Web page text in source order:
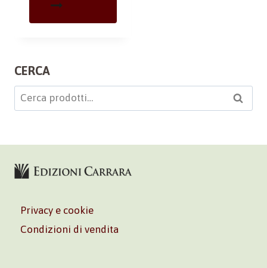
CERCA
Cerca: Cerca
Privacy e cookie
Condizioni di vendita